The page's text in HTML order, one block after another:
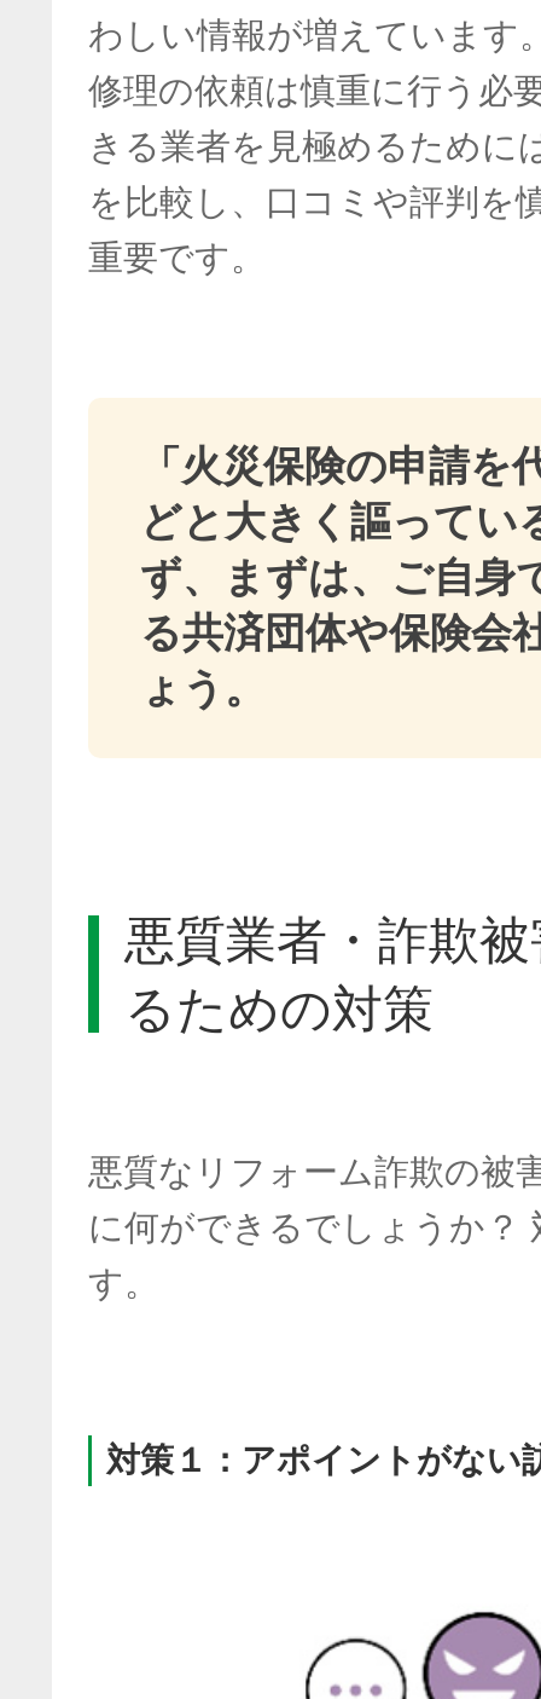
わしい情報が増えています
修理の依頼は慎重に行う必
きる業者を見極めるために
を比較し、口コミや評判を
重要です。
「火災保険の申請を
どと大きく謳ってい
ず、まずは、ご自身
る共済団体や保険会
ょう。
悪質業者・詐欺
るための対策
悪質なリフォーム詐欺の被
に何ができるでしょうか？
す。
対策１：アポイントがない